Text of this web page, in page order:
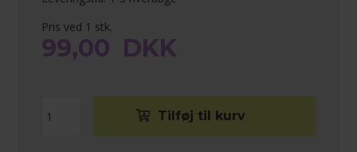
Pris ved 1 stk.
99,00 DKK